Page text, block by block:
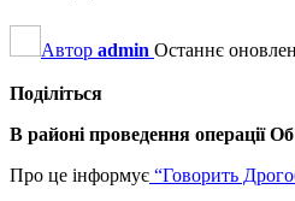
Автор admin Останнє
Поділіться
В районі проведення операції
Про це інформує “Говорить